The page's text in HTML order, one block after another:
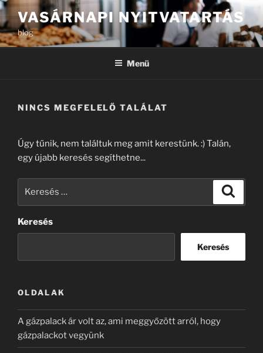
Tartalomhoz
VASÁRNAPI NYITVATARTÁS
blog
Menü
NINCS MEGFELELŐ TALÁLAT
Úgy tűnik, nem találtuk meg amit kerestünk. :) Talán,
egy újabb keresés segíthetne...
kifejezésre:
Keresés
Keresés
OLDALAK
A gázpalack ár volt az, ami meggyőzött arról, hogy
gázpalackot vegyünk